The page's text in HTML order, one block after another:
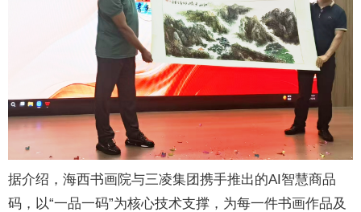
据介绍，海西书画院与三凌集团携手推出的AI智慧商品
码，以“一品一码”为核心技术支撑，为每一件书画作品及